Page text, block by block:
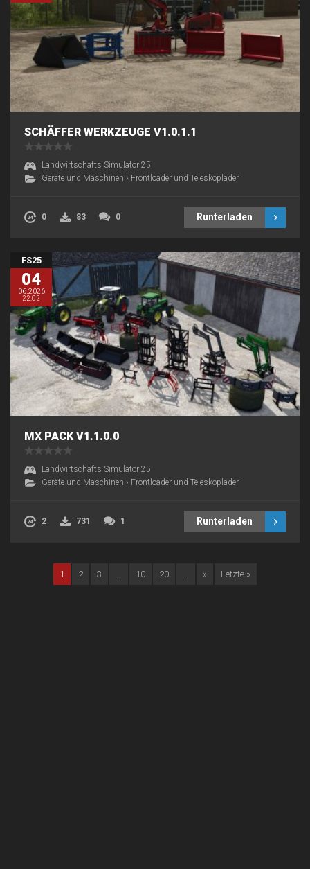
SCHÄFFER WERKZEUGE V1.0.1.1
Landwirtschafts Simulator 25
Geräte und Maschinen › Frontloader und Teleskoplader
0 83 0 Runterladen
FS25
04
06.2026
22:02
MX PACK V1.1.0.0
Landwirtschafts Simulator 25
Geräte und Maschinen › Frontloader und Teleskoplader
2 731 1 Runterladen
1 2 3 10 20 » Letzte »